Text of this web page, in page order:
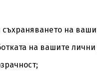
на
на вашите